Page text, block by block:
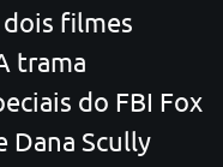
filmes
trama
do FBI Fox
Dana Scully